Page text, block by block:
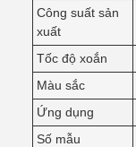
Công suất sản
xuất
Tốc độ xoắn
Màu sắc
Ứng dụng
Số mẫu